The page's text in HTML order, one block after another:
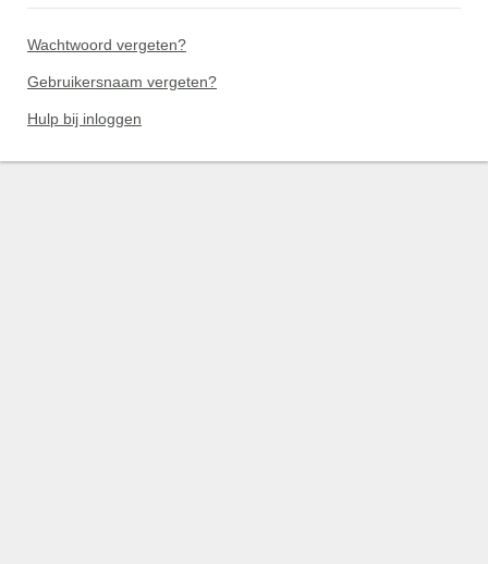
Wachtwoord vergeten?
Gebruikersnaam vergeten?
Hulp bij inloggen